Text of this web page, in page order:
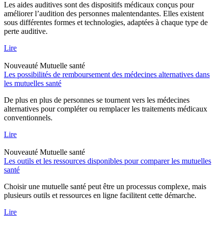
Les aides auditives sont des dispositifs médicaux conçus pour
améliorer l’audition des personnes malentendantes. Elles existent
sous différentes formes et technologies, adaptées à chaque type de
perte auditive.
Lire
Nouveauté Mutuelle santé
Les possibilités de remboursement des médecines alternatives dans
les mutuelles santé
De plus en plus de personnes se tournent vers les médecines
alternatives pour compléter ou remplacer les traitements médicaux
conventionnels.
Lire
Nouveauté Mutuelle santé
Les outils et les ressources disponibles pour comparer les mutuelles
santé
Choisir une mutuelle santé peut être un processus complexe, mais
plusieurs outils et ressources en ligne facilitent cette démarche.
Lire